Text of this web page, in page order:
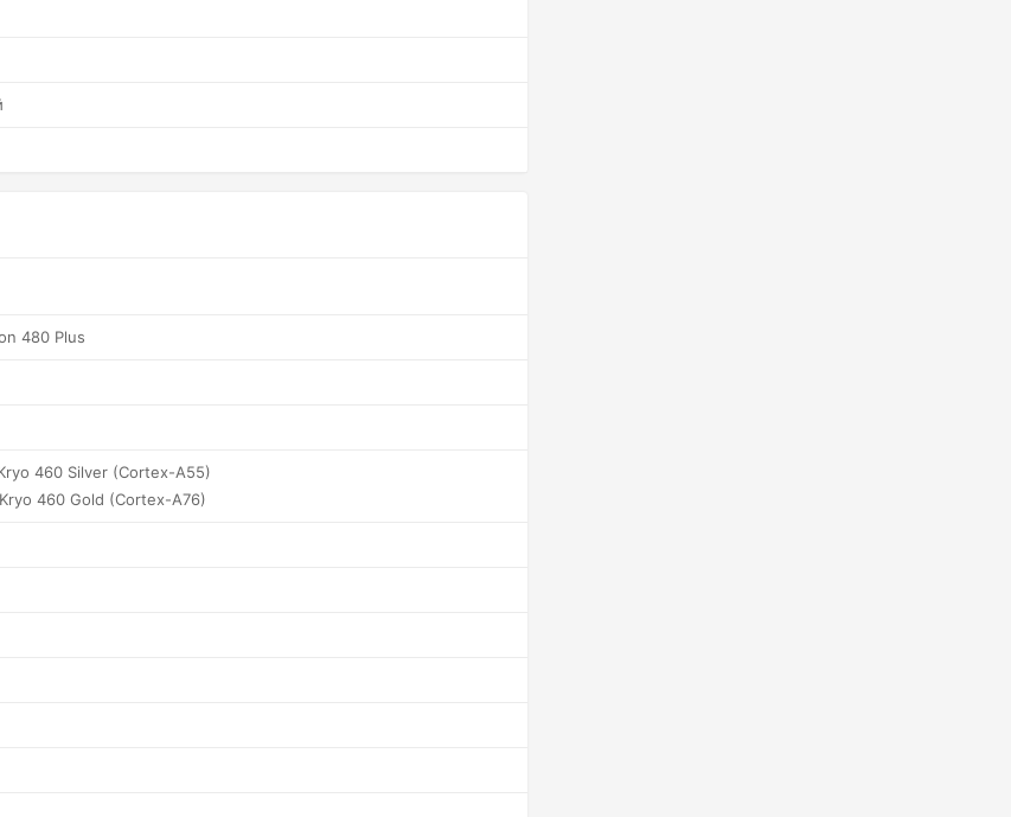
480 Plus
460 Silver (Cortex-A55)
460 Gold (Cortex-A76)